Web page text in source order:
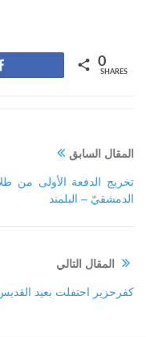
0
SHARES
المقال السابق
تخريج الدفعة الأولى من
الدمشقيّ – البلمند
المقال التالي
كفرحزير احتفلت بعيد